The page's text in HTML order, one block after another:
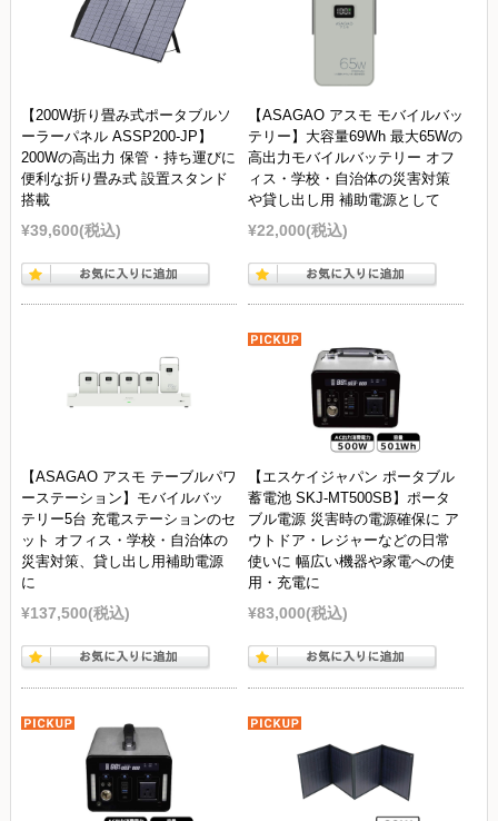
【200W折り畳み式ポータブルソ
ーラーパネル ASSP200-JP】
200Wの高出力 保管・持ち運びに
便利な折り畳み式 設置スタンド
搭載
¥39,600(税込)
【ASAGAO アスモ モバイルバッ
テリー】大容量69Wh 最大65Wの
高出力モバイルバッテリー オフ
ィス・学校・自治体の災害対策
や貸し出し用 補助電源として
¥22,000(税込)
【ASAGAO アスモ テーブルパワ
ーステーション】モバイルバッ
テリー5台 充電ステーションのセ
ット オフィス・学校・自治体の
災害対策、貸し出し用補助電源
に
¥137,500(税込)
【エスケイジャパン ポータブル
蓄電池 SKJ-MT500SB】ポータ
ブル電源 災害時の電源確保に ア
ウトドア・レジャーなどの日常
使いに 幅広い機器や家電への使
用・充電に
¥83,000(税込)